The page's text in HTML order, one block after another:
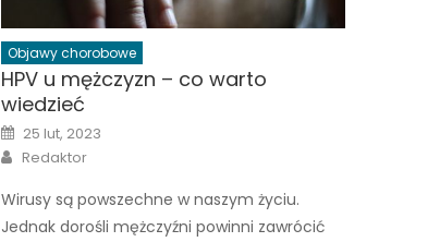
Objawy chorobowe
HPV u mężczyzn – co warto
wiedzieć
Posted
on
25 lut, 2023
Author
Redaktor
Wirusy są powszechne w naszym życiu.
Jednak dorośli mężczyźni powinni zawrócić